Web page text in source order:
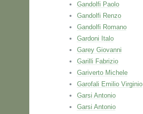
Gandolfi Paolo
Gandolfi Renzo
Gandolfi Romano
Gardoni Italo
Garey Giovanni
Garilli Fabrizio
Gariverto Michele
Garofali Emilio Virginio
Garsi Antonio
Garsi Antonio